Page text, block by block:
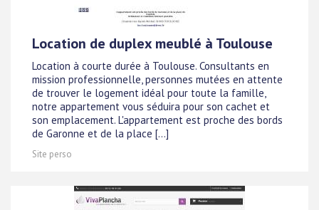
Location de duplex meublé à Toulouse
Location à courte durée à Toulouse. Consultants en
mission professionnelle, personnes mutées en attente
de trouver le logement idéal pour toute la famille,
notre appartement vous séduira pour son cachet et
son emplacement. L'appartement est proche des bords
de Garonne et de la place [...]
Site perso